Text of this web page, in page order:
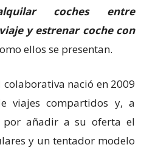
coches entre
y estrenar coche con
ellos se presentan.
nació en 2009
viajes compartidos y, a
añadir a su oferta el
y un tentador modelo